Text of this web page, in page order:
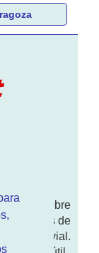
sobre
noticias de
vial.